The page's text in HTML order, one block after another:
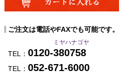
ご注文は電話やFAXでも可能です。
ミヤハナゴヤ
TEL： 0120-380758
TEL： 052-671-6000